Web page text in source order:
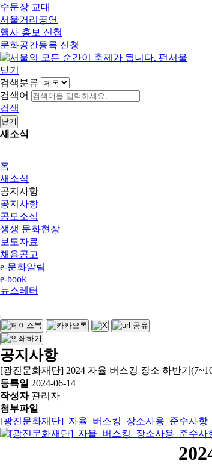
수문장 교대
서울거리공연
행사 홍보 신청
문화공간등록 신청
닫기
검색분류
검색어
검색
닫기
새소식
홈
새소식
공지사항
공지사항
공모소식
생생 문화현장
보도자료
채용공고
e-문화알림
e-book
뉴스레터
공지사항
[광진문화재단] 2024 자율 버스킹 장소 하반기
등록일 2024-06-14
작성자 관리자
첨부파일
[광진문화재단]_자율_버스킹_장소사용_준수사항